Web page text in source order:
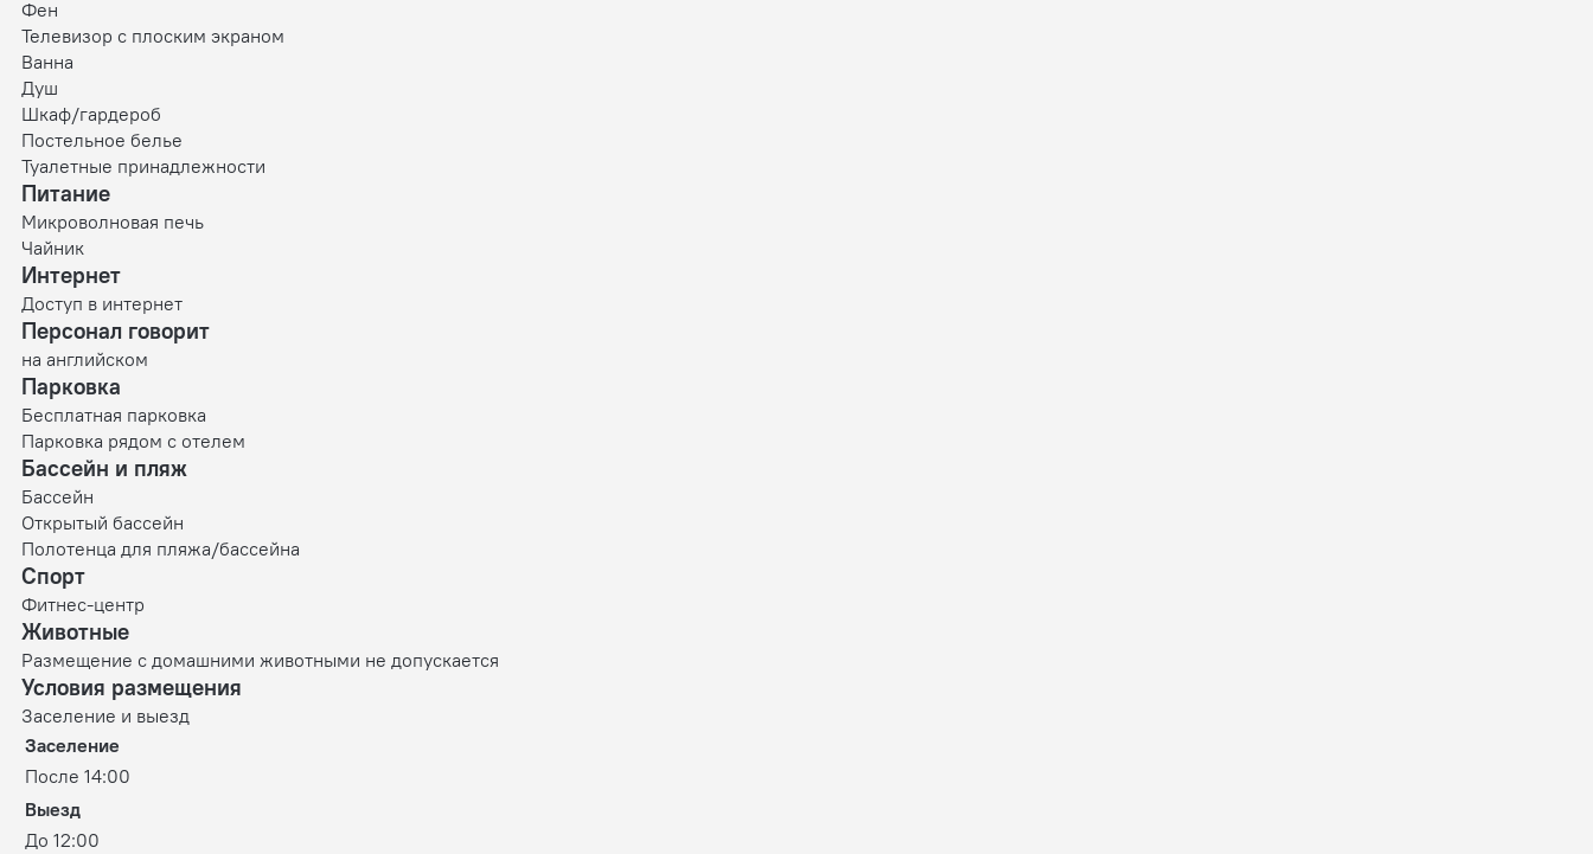
Фен
Телевизор с плоским экраном
Ванна
Душ
Шкаф/гардероб
Постельное белье
Туалетные принадлежности
Питание
Микроволновая печь
Чайник
Интернет
Доступ в интернет
Персонал говорит
на английском
Парковка
Бесплатная парковка
Парковка рядом с отелем
Бассейн и пляж
Бассейн
Открытый бассейн
Полотенца для пляжа/бассейна
Спорт
Фитнес-центр
Животные
Размещение с домашними животными не допускается
Условия размещения
Заселение и выезд
Заселение
После 14:00
Выезд
До 12:00